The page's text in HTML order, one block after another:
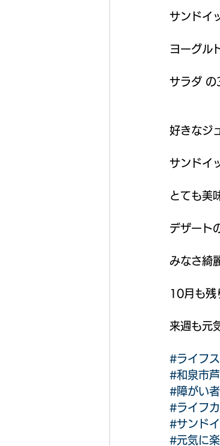
サンドイ
ヨーグル
サラダ の
好きなジ
サンドイ
とても美
デザート
みなさ綺
10月も残
来週も元
#ライフ
#和泉市
#障がい
#ライフ
#サンド
#元気に